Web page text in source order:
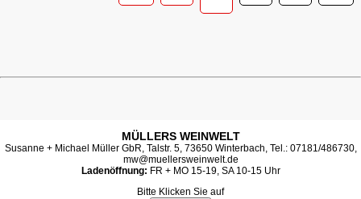
MÜLLERS WEINWELT
Susanne + Michael Müller GbR, Talstr. 5, 73650 Winterbach, Tel.: 07181/486730,
mw@muellersweinwelt.de
Ladenöffnung: FR + MO 15-19, SA 10-15 Uhr
Bitte Klicken Sie auf